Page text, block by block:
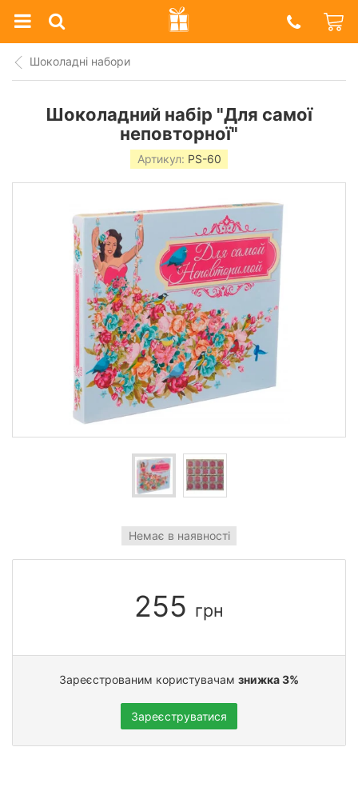
Prazdnik
Shop
Шоколадні набори
Шоколадний набір "Для самої
неповторної"
Артикул: PS-60
Немає в наявності
255 грн
Зареєстрованим користувачам знижка 3%
Зареєструватися